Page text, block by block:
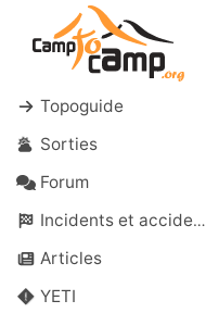
Topoguide
Sorties
Forum
Incidents et accidents
Articles
YETI